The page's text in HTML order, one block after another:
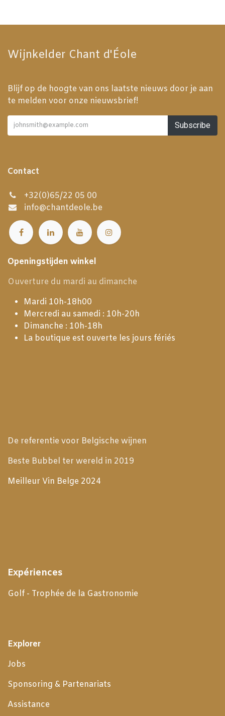
Wijnkelder Chant d'Éole
Blijf op de hoogte van ons laatste nieuws door je aan
te melden voor onze nieuwsbrief!
Subscribe
Contact
+32(0)65/22 05 00
info@chantdeole.be
Openingstijden winkel
Ouverture du mardi au dimanche
Mardi 10h-18h00
Mercredi au samedi : 10h-20h
Dimanche : 10h-18h
La boutique est ouverte les jours fériés
De referentie voor Belgische wijnen
Beste Bubbel ter wereld in 2019
Meilleur Vin Belge 2024
Expériences
Golf - Trophée de la Gastronomie
Explorer
Jobs
Sponsoring & Partenariats
Assistance